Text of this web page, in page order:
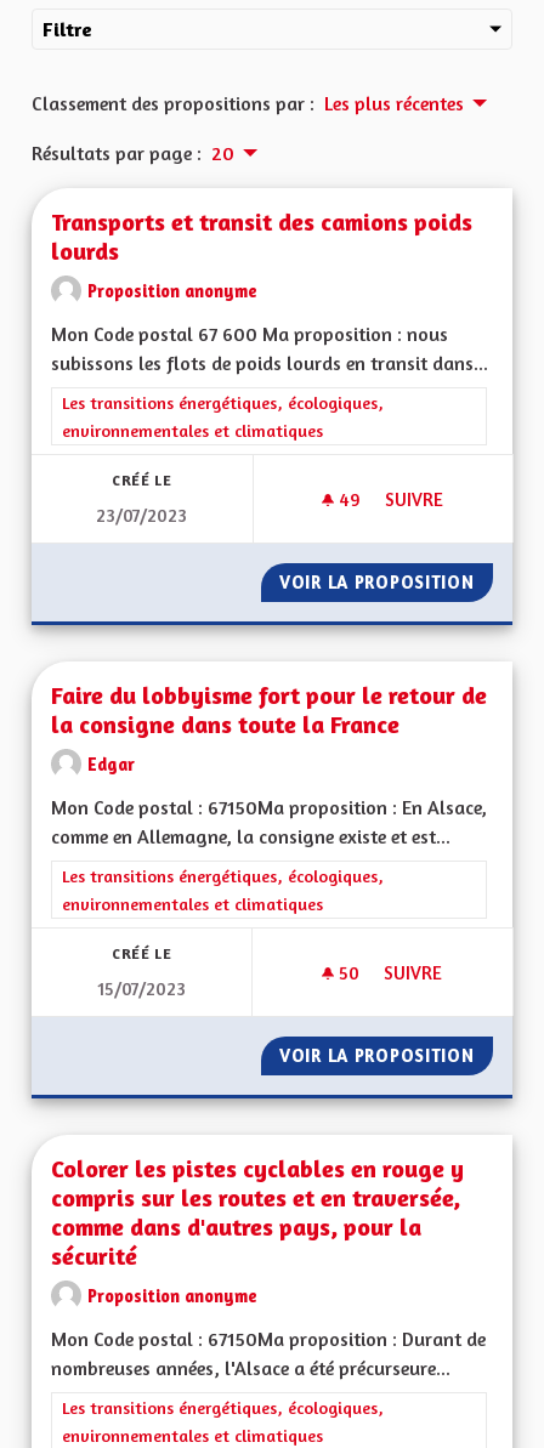
Filtre
Classement des propositions par : Les plus récentes
Résultats par page : 20
Transports et transit des camions poids
lourds
Proposition anonyme
Mon Code postal 67 600 Ma proposition : nous
subissons les flots de poids lourds en transit dans...
Filtrer les résultats de la catégorie : Les transitions
Les transitions énergétiques, écologiques,
environnementales et climatiques
CRÉÉ LE
23/07/2023
49 49 ABONNÉS
SUIVRE
VOIR LA PROPOSITION
Faire du lobbyisme fort pour le retour de
la consigne dans toute la France
Edgar
Mon Code postal : 67150Ma proposition : En Alsace,
comme en Allemagne, la consigne existe et est...
Filtrer les résultats de la catégorie : Les transitions
Les transitions énergétiques, écologiques,
environnementales et climatiques
CRÉÉ LE
15/07/2023
50 50 ABONNÉS
SUIVRE
VOIR LA PROPOSITION FAIRE
Colorer les pistes cyclables en rouge y
compris sur les routes et en traversée,
comme dans d'autres pays, pour la
sécurité
Proposition anonyme
Mon Code postal : 67150Ma proposition : Durant de
nombreuses années, l'Alsace a été précurseure...
Filtrer les résultats de la catégorie : Les transitions
Les transitions énergétiques, écologiques,
environnementales et climatiques